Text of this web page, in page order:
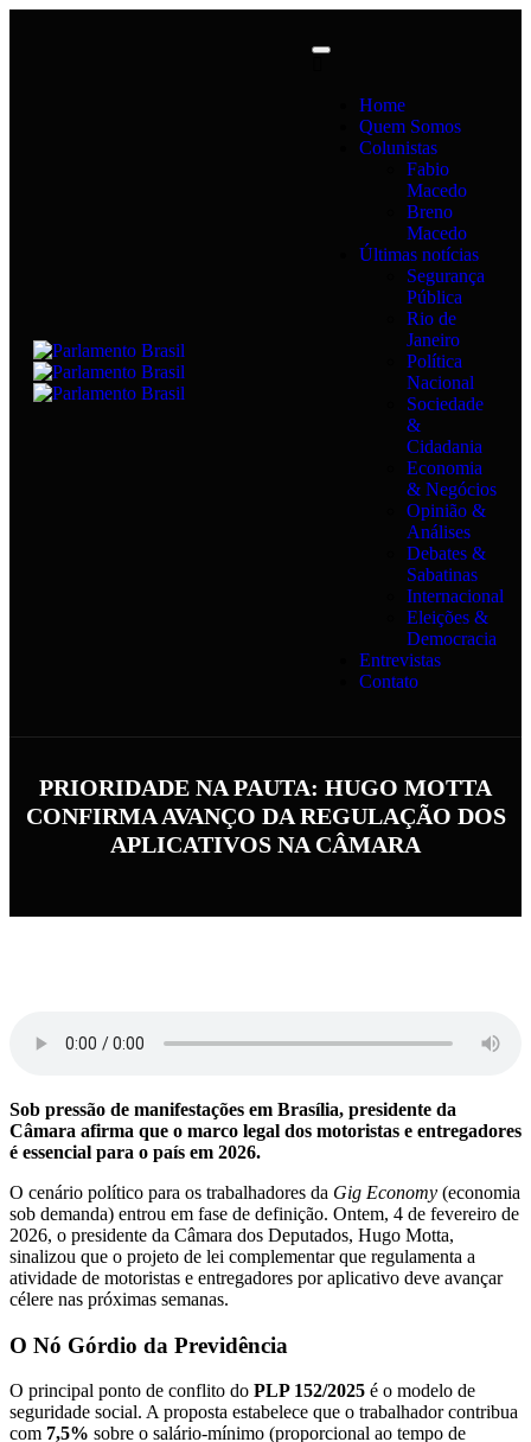
Home
Quem Somos
Colunistas
Fabio
Macedo
Breno
Macedo
Últimas notícias
Segurança
Pública
Rio de
Janeiro
Política
Nacional
Sociedade
&
Cidadania
Economia
& Negócios
Opinião &
Análises
Debates &
Sabatinas
Internacional
Eleições &
Democracia
Entrevistas
Contato
PRIORIDADE NA PAUTA: HUGO MOTTA
CONFIRMA AVANÇO DA REGULAÇÃO DOS
APLICATIVOS NA CÂMARA
Sob pressão de manifestações em Brasília, presidente da
Câmara afirma que o marco legal dos motoristas e entregadores
é essencial para o país em 2026.
O cenário político para os trabalhadores da Gig Economy (economia
sob demanda) entrou em fase de definição. Ontem, 4 de fevereiro de
2026, o presidente da Câmara dos Deputados, Hugo Motta,
sinalizou que o projeto de lei complementar que regulamenta a
atividade de motoristas e entregadores por aplicativo deve avançar
célere nas próximas semanas.
O Nó Górdio da Previdência
O principal ponto de conflito do PLP 152/2025 é o modelo de
seguridade social. A proposta estabelece que o trabalhador contribua
com 7,5% sobre o salário-mínimo (proporcional ao tempo de